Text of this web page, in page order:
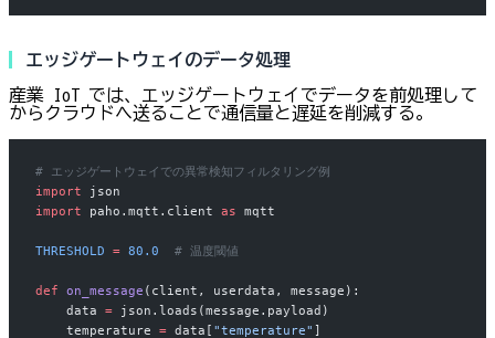
エッジゲートウェイのデータ処理
産業 IoT では、エッジゲートウェイでデータを前処理して
からクラウドへ送ることで通信量と遅延を削減する。
# エッジゲートウェイでの異常検知フィルタリング例
import json
import paho.mqtt.client as mqtt
THRESHOLD = 80.0
  # 温度閾値
def on_message (client, userdata, message):
    data
= json.loads(message.payload)
    temperature
= data[ "temperature" ]